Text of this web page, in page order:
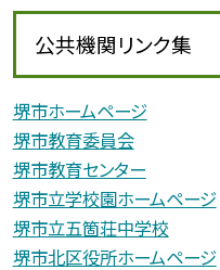
公共機関リンク集
堺市ホームページ
堺市教育委員会
堺市教育センター
堺市立学校園ホームページ
堺市立五箇荘中学校
堺市北区役所ホームページ